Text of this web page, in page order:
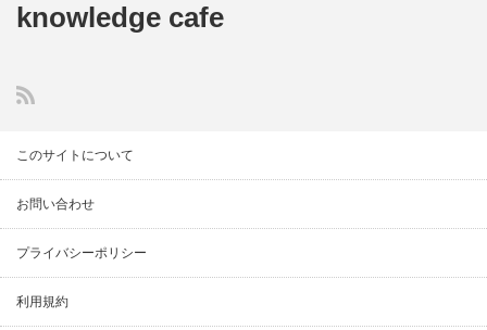
knowledge cafe
このサイトについて
お問い合わせ
プライバシーポリシー
利用規約